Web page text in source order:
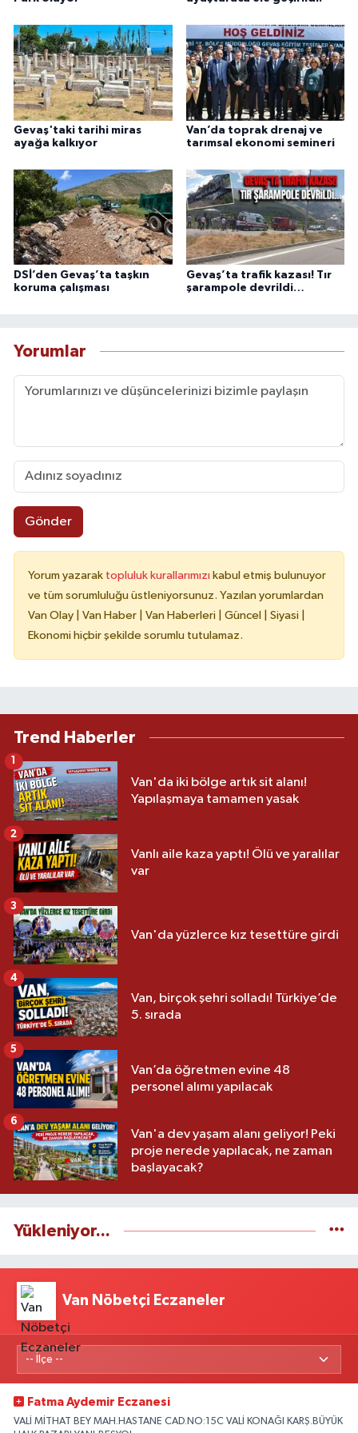
Gevaş'taki tarihi miras
ayağa kalkıyor
Van’da toprak drenaj ve
tarımsal ekonomi semineri
DSİ’den Gevaş’ta taşkın
koruma çalışması
Gevaş’ta trafik kazası! Tır
şarampole devrildi…
Yorumlar
Gönder
Yorum yazarak topluluk kurallarımızı kabul etmiş bulunuyor
ve tüm sorumluluğu üstleniyorsunuz. Yazılan yorumlardan
Van Olay | Van Haber | Van Haberleri | Güncel | Siyasi |
Ekonomi hiçbir şekilde sorumlu tutulamaz.
Trend Haberler
Van'da iki bölge artık sit alanı!
Yapılaşmaya tamamen yasak
Vanlı aile kaza yaptı! Ölü ve yaralılar
var
2
Van'da yüzlerce kız tesettüre girdi
3
Van, birçok şehri solladı! Türkiye’de
5. sırada
4
Van’da öğretmen evine 48
personel alımı yapılacak
5
Van'a dev yaşam alanı geliyor! Peki
proje nerede yapılacak, ne zaman
başlayacak?
6
Yükleniyor...
Van Nöbetçi Eczaneler
Fatma Aydemir Eczanesi
VALİ MİTHAT BEY MAH.HASTANE CAD.NO:15C VALİ KONAĞI KARŞ.BÜYÜK